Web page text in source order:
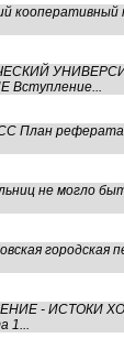
Вступление...
План
не могло
городская
- ИСТОКИ
1...